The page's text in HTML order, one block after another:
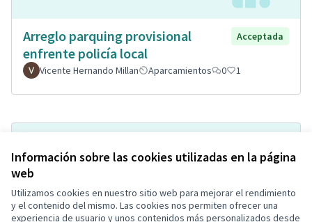
Información sobre las cookies utilizadas en la página
web
Utilizamos cookies en nuestro sitio web para mejorar el rendimiento
y el contenido del mismo. Las cookies nos permiten ofrecer una
experiencia de usuario y unos contenidos más personalizados desde
Arreglo parquing provisional
enfrente policía local
Acceptada
Vicente Hernando Millan Aparcamientos 0 1